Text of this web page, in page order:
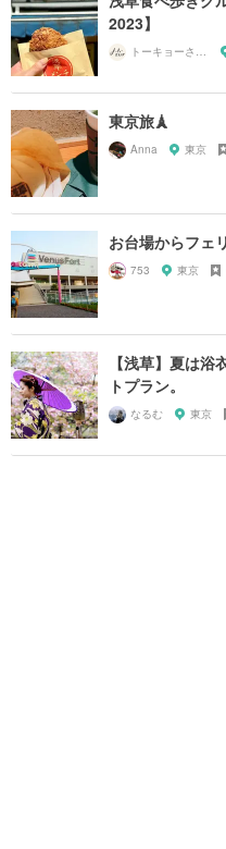
2023】
トーキョーさんぽ
東京旅🗼
Anna 東京
お台場からフェ
753 東京
【浅草】夏は
トプラン。
なるむ 東京